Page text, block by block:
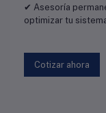
✔ Asesoría
optimizar tu
Cotizar ahora